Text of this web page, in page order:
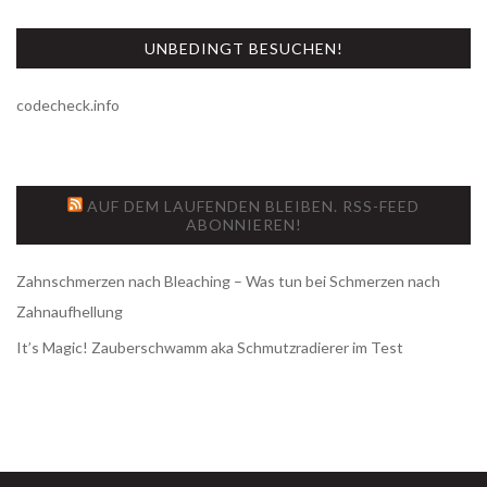
UNBEDINGT BESUCHEN!
codecheck.info
AUF DEM LAUFENDEN BLEIBEN. RSS-FEED
ABONNIEREN!
Zahnschmerzen nach Bleaching – Was tun bei Schmerzen nach
Zahnaufhellung
It’s Magic! Zauberschwamm aka Schmutzradierer im Test